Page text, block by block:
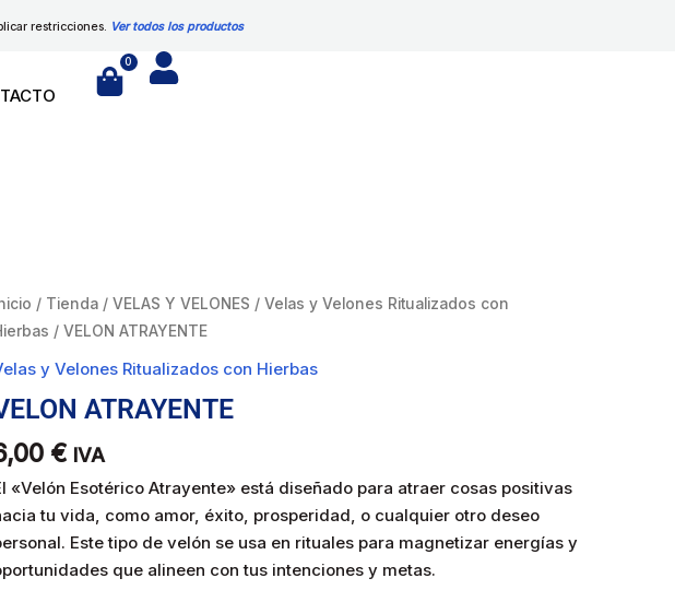
restricciones. Ver todos los productos
0
Cart
/ Tienda /VELAS Y VELONES /Velas y Velones Ritualizados con
/ VELON ATRAYENTE
y Velones Ritualizados con Hierbas
ATRAYENTE
€ IVA
«Velón Esotérico Atrayente» está diseñado para atraer cosas positivas
tu vida, como amor, éxito, prosperidad, o cualquier otro deseo
Este tipo de velón se usa en rituales para magnetizar energías y
que alineen con tus intenciones y metas.